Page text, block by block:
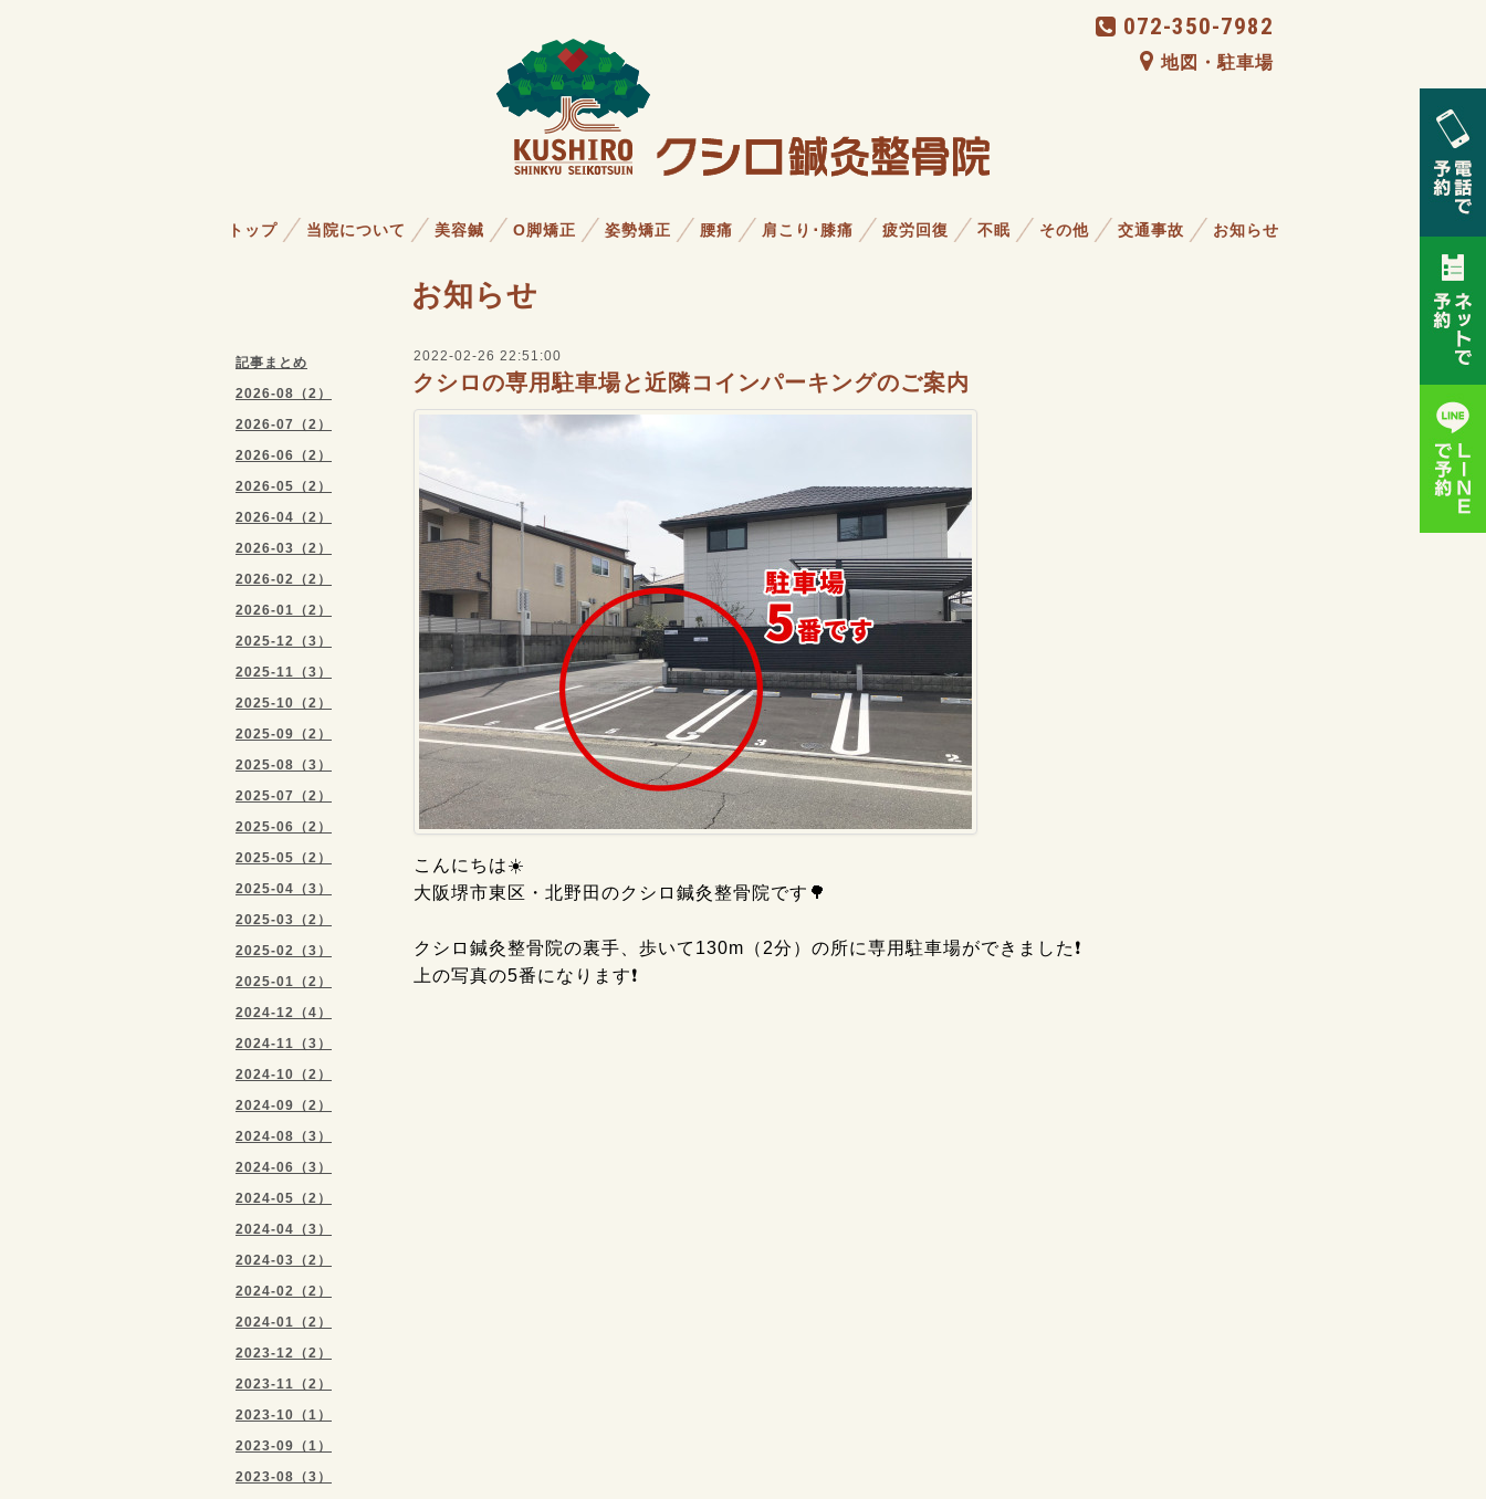
072-350-7982
地図・駐車場
トップ 当院について 美容鍼 O脚矯正 姿勢矯正 腰痛 肩こり･膝痛 疲労回復 不眠 その他 交通事故 お知らせ
記事まとめ
2026-08（2）
2026-07（2）
2026-06（2）
2026-05（2）
2026-04（2）
2026-03（2）
2026-02（2）
2026-01（2）
2025-12（3）
2025-11（3）
2025-10（2）
2025-09（2）
2025-08（3）
2025-07（2）
2025-06（2）
2025-05（2）
2025-04（3）
2025-03（2）
2025-02（3）
2025-01（2）
2024-12（4）
2024-11（3）
2024-10（2）
2024-09（2）
2024-08（3）
2024-06（3）
2024-05（2）
2024-04（3）
2024-03（2）
2024-02（2）
2024-01（2）
2023-12（2）
2023-11（2）
2023-10（1）
2023-09（1）
2023-08（3）
お知らせ
2022-02-26 22:51:00
クシロの専用駐車場と近隣コインパーキングのご案内
こんにちは☀️
大阪堺市東区・北野田のクシロ鍼灸整骨院です🌳
クシロ鍼灸整骨院の裏手、歩いて130m（2分）の所に専用駐車場ができました❗
上の写真の5番になります❗